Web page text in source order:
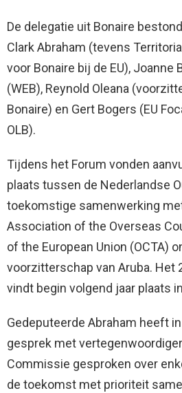
De delegatie uit Bonaire
Clark Abraham (tevens
voor Bonaire bij de EU), Joanne
(WEB), Reynold Oleana
Bonaire) en Gert Bogers (EU
OLB).
Tijdens het Forum vonden
plaats tussen de Nederlandse
toekomstige samenwerking met
Association of the Overseas
of the European Union (OCTA)
voorzitterschap van Aruba. Het
vindt begin volgend jaar plaats
Gedeputeerde Abraham heeft
gesprek met
Commissie gesproken over
de toekomst met prioriteit